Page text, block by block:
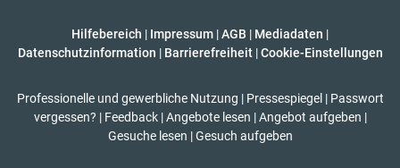
Hilfebereich | Impressum |AGB | Mediadaten |
Datenschutzinformation | Barrierefreiheit | Cookie-Einstellungen
Professionelle und gewerbliche Nutzung | Pressespiegel | Passwort
vergessen? | Feedback | Angebote lesen | Angebot aufgeben |
Gesuche lesen | Gesuch aufgeben